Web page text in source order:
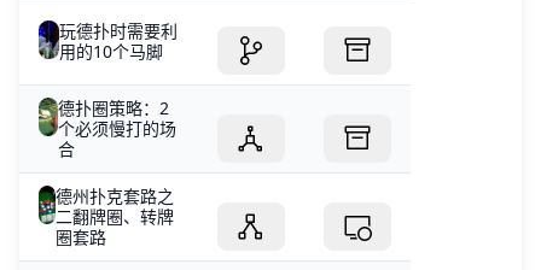
玩德扑时需要利
用的10个马脚
德扑圈策略：2
个必须慢打的场
合
德州扑克套路之
二翻牌圈、转牌
圈套路